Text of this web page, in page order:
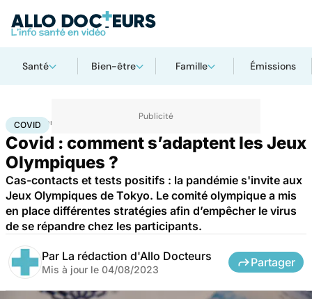
Santé Bien-être Famille Émissions
Accueil Santé
COVID
Covid : comment s’adaptent les Jeux
Olympiques ?
Cas-contacts et tests positifs : la pandémie s'invite aux
Jeux Olympiques de Tokyo. Le comité olympique a mis
en place différentes stratégies afin d’empêcher le virus
de se répandre chez les participants.
Par La rédaction d'Allo Docteurs
Mis à jour le 04/08/2023
Partager